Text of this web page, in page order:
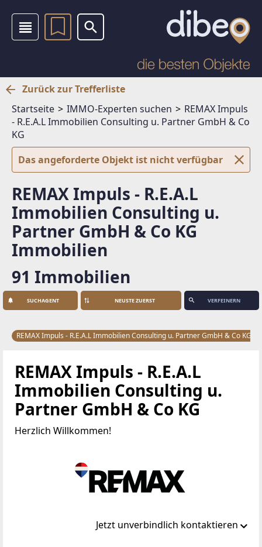
Zurück zur Trefferliste
Startseite
IMMO-Experten suchen
REMAX Impuls
- R.E.A.L Immobilien Consulting u. Partner GmbH & Co
KG
Das angeforderte Objekt ist nicht verfügbar
REMAX Impuls - R.E.A.L
Immobilien Consulting u.
Partner GmbH & Co KG
Immobilien
91 Immobilien
SUCHAGENT VERFEINERN
REMAX Impuls - R.E.A.L Immobilien Consulting u. Partner GmbH & Co KG
REMAX Impuls - R.E.A.L
Immobilien Consulting u.
Partner GmbH & Co KG
Herzlich Willkommen!
Jetzt unverbindlich kontaktieren